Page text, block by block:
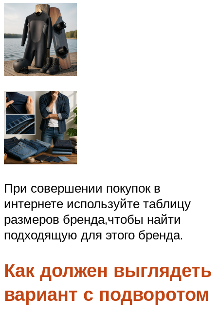
При совершении покупок в
интернете используйте таблицу
размеров бренда,чтобы найти
подходящую для этого бренда.
Как должен выглядеть
вариант с подворотом